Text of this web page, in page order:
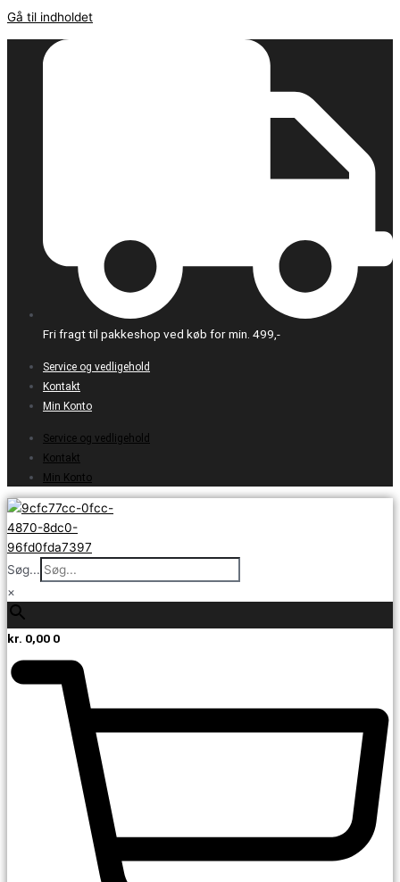
Gå til indholdet
Fri fragt til pakkeshop ved køb for min. 499,-
Service og vedligehold
Kontakt
Min Konto
Service og vedligehold
Kontakt
Min Konto
Søg...
×
kr. 0,00 0